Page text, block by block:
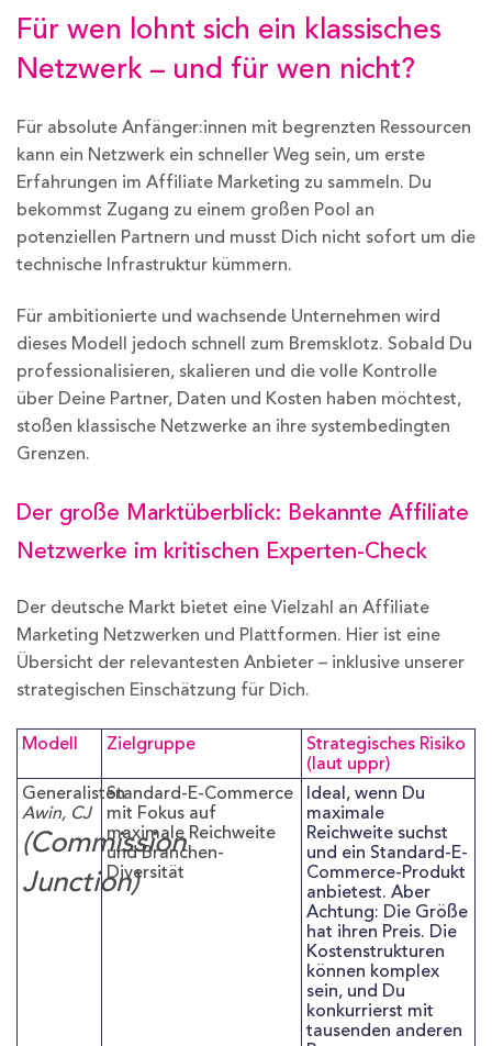
Für wen lohnt sich ein klassisches
Netzwerk – und für wen nicht?
Für absolute Anfänger:innen mit begrenzten Ressourcen
kann ein Netzwerk ein schneller Weg sein, um erste
Erfahrungen im Affiliate Marketing zu sammeln. Du
bekommst Zugang zu einem großen Pool an
potenziellen Partnern und musst Dich nicht sofort um die
technische Infrastruktur kümmern.
Für ambitionierte und wachsende Unternehmen wird
dieses Modell jedoch schnell zum Bremsklotz. Sobald Du
professionalisieren, skalieren und die volle Kontrolle
über Deine Partner, Daten und Kosten haben möchtest,
stoßen klassische Netzwerke an ihre systembedingten
Grenzen.
Der große Marktüberblick: Bekannte Affiliate
Netzwerke im kritischen Experten-Check
Der deutsche Markt bietet eine Vielzahl an Affiliate
Marketing Netzwerken und Plattformen. Hier ist eine
Übersicht der relevantesten Anbieter – inklusive unserer
strategischen Einschätzung für Dich.
Modell Zielgruppe Strategisches Risiko
(laut uppr)
Generalisten
Awin, CJ
(Commission
Junction)
Standard-E-Commerce
mit Fokus auf
maximale Reichweite
und Branchen-
Diversität
Ideal, wenn Du
maximale
Reichweite suchst
und ein Standard-E-
Commerce-Produkt
anbietest. Aber
Achtung: Die Größe
hat ihren Preis. Die
Kostenstrukturen
können komplex
sein, und Du
konkurrierst mit
tausenden anderen